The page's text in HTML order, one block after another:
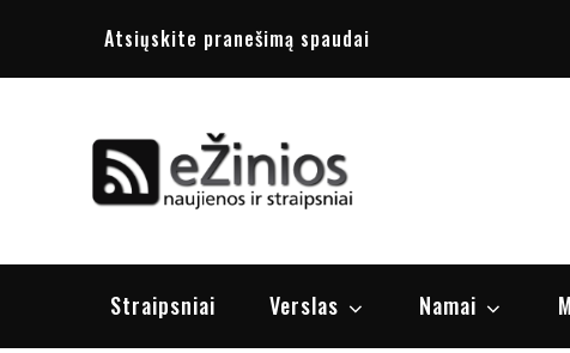
Atsiųskite pranešimą spaudai
Straipsniai Verslas Namai